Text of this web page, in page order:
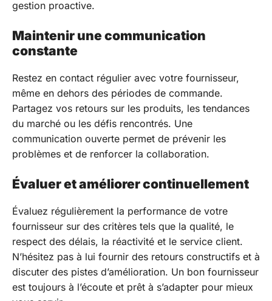
gestion proactive.
Maintenir une communication
constante
Restez en contact régulier avec votre fournisseur,
même en dehors des périodes de commande.
Partagez vos retours sur les produits, les tendances
du marché ou les défis rencontrés. Une
communication ouverte permet de prévenir les
problèmes et de renforcer la collaboration.
Évaluer et améliorer continuellement
Évaluez régulièrement la performance de votre
fournisseur sur des critères tels que la qualité, le
respect des délais, la réactivité et le service client.
N’hésitez pas à lui fournir des retours constructifs et à
discuter des pistes d’amélioration. Un bon fournisseur
est toujours à l’écoute et prêt à s’adapter pour mieux